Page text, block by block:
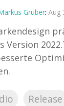
Gruber: Aug
Version
Release